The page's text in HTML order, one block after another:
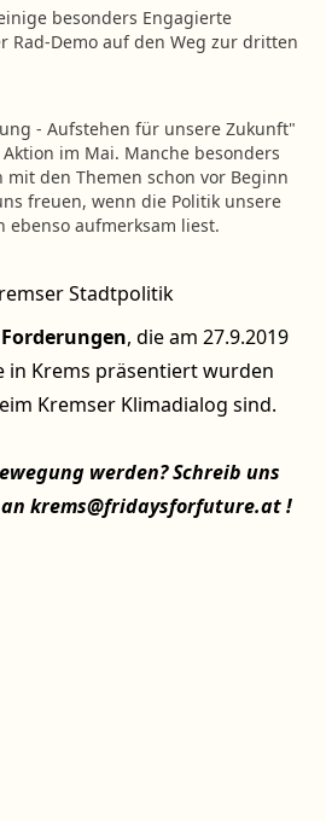
besonders Engagierte
Rad-Demo auf den Weg zur dritten
- Aufstehen für unsere Zukunft"
im Mai. Manche besonders
den Themen schon vor Beginn
freuen, wenn die Politik unsere
aufmerksam liest.
Stadtpolitik
Forderungen, die am 27.9.2019
in Krems präsentiert wurden
Kremser Klimadialog sind.
werden? Schreib uns
krems@fridaysforfuture.at !